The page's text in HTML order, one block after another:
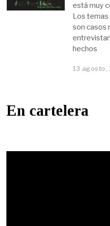
está muy
Los temas
son casos
hechos
13 agosto,
En cartelera